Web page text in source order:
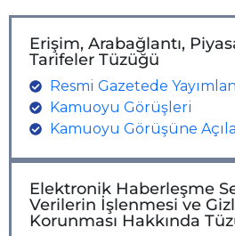
Erişim, Arabağlantı,
Tarifeler Tüzüğü
Resmi Gazetede
Kamuoyu Görüşleri
Kamuoyu Görüşüne
Elektronik Haberleşme
Verilerin İşlenmesi ve
Korunması Hakkında